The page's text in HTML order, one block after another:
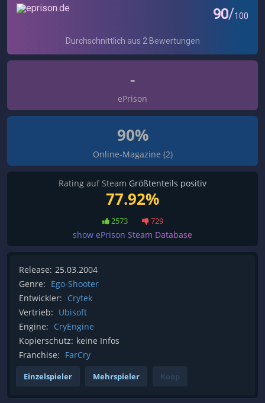
-
ePrison
90%
Online-Magazine (2)
Rating auf Steam Größtenteils positiv
77.92%
2573 729
show ePrison Steam Database
Release: 25.03.2004
Genre: Ego-Shooter
Entwickler: Crytek
Vertrieb: Ubisoft
Engine: CryEngine
Kopierschutz: keine Infos
Franchise: FarCry
Einzelspieler Mehrspieler Koop